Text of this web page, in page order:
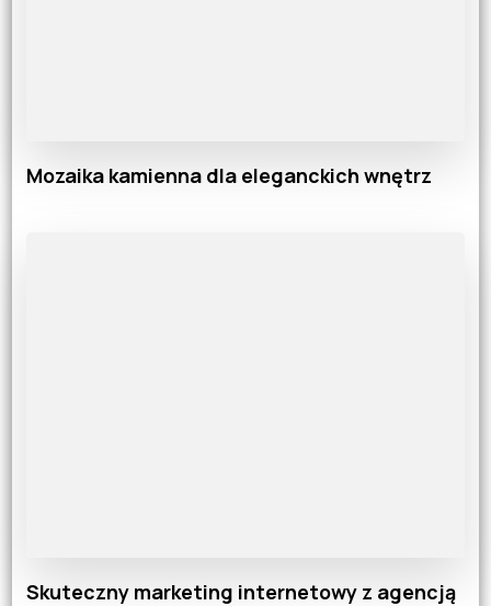
Mozaika kamienna dla eleganckich wnętrz
Skuteczny marketing internetowy z agencją